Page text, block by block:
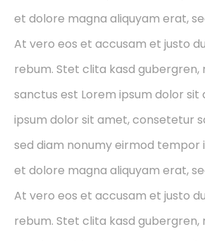
et dolore magna aliquyam erat,
At vero eos et accusam et justo
rebum. Stet clita kasd gubergren,
sanctus est Lorem ipsum dolor sit
ipsum dolor sit amet, consetetur
sed diam nonumy eirmod tempor
et dolore magna aliquyam erat,
At vero eos et accusam et justo
rebum. Stet clita kasd gubergren,